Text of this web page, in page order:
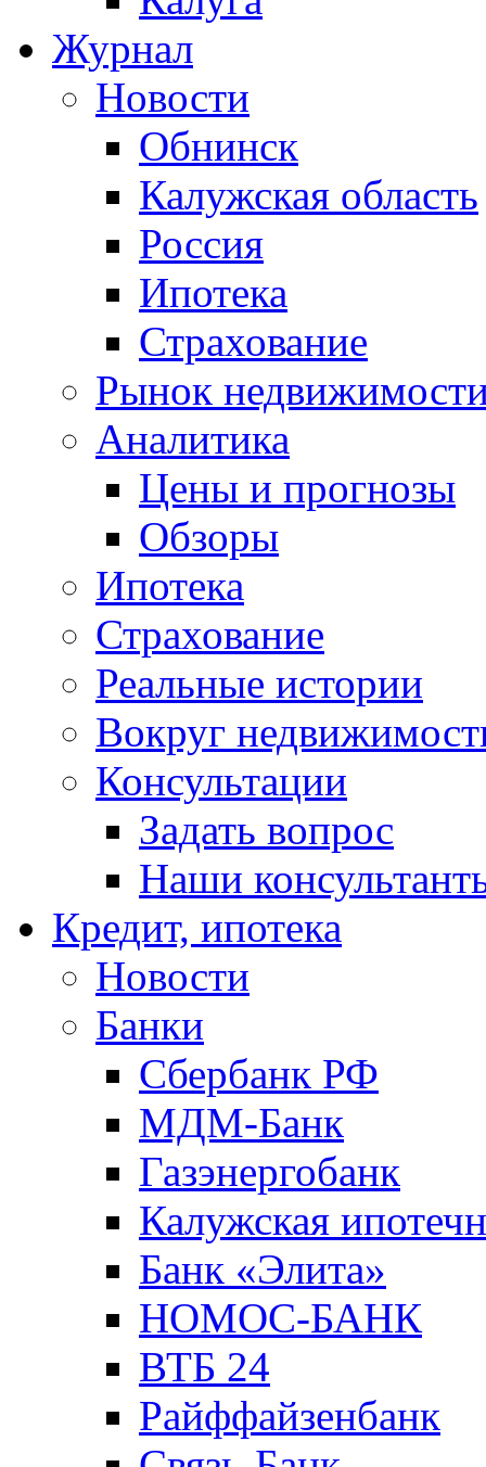
Журнал
Новости
Обнинск
Калужская область
Россия
Ипотека
Страхование
Рынок
Аналитика
Цены и прогнозы
Обзоры
Ипотека
Страхование
Реальные истории
Вокруг
Консультации
Задать вопрос
Наши
Кредит, ипотека
Новости
Банки
Сбербанк РФ
МДМ-Банк
Газэнергобанк
Калужская
Банк «Элита»
НОМОС-БАНК
ВТБ 24
Райффайзенбанк